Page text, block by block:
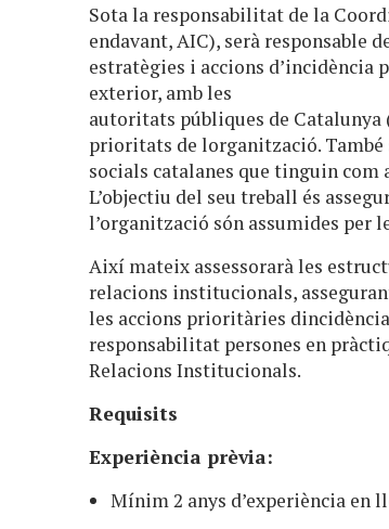
Sota la responsabilitat de la
endavant, AIC), serà responsable
estratègies i accions
exterior, amb les
autoritats públiques de Catalunya
prioritats de lorganització.
socials catalanes que tinguin
L’objectiu del seu treball és
l’organització són assumides
Així mateix assessorarà les
relacions institucionals,
les accions prioritàries
responsabilitat persones en
Relacions Institucionals.
Requisits
Experiència prèvia:
Mínim 2 anys d’experiència en